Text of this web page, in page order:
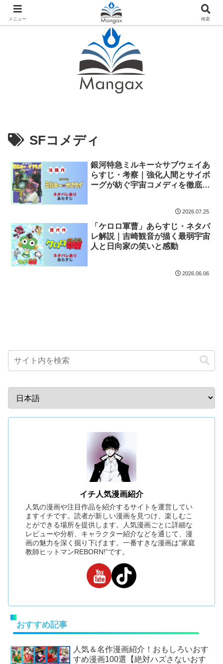
人気おすすめ漫画紹介ならMangax（マンガックス）
SFコメディ
銀河特急ミルキー☆サブウェイあ
らすじ・考察｜強化人間とサイボ
ーグが紡ぐ宇宙コメディを徹底解
2026.07.25
「ケロロ軍曹」あらすじ・ネタバ
レ解説｜吉崎観音が描く最弱宇宙
人と日向家の笑いと感動
2026.06.06
イチ人気漫画紹介
人気の漫画や注目作品を紹介するサイトを運営してい
ますイチです。読者が新しい漫画を見つけ、楽しむこ
とができる場所を提供します。人気漫画ごとに詳細な
レビューや分析、キャラクター紹介などを通じて、漫
画の魅力を深く掘り下げます。一番すきな漫画は”家庭
教師ヒットマンREBORN!”です。
おすすめ記事
人気＆名作漫画紹介！おもしろいおす
すめ漫画100選【絶対ハズさないおす
メニュー 検索